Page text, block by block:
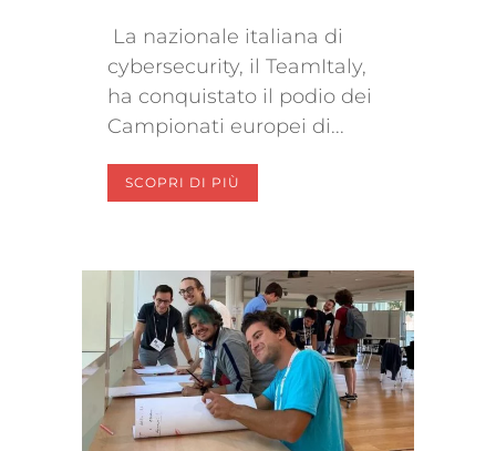
La nazionale italiana di
cybersecurity, il TeamItaly,
ha conquistato il podio dei
Campionati europei di...
SCOPRI DI PIÙ